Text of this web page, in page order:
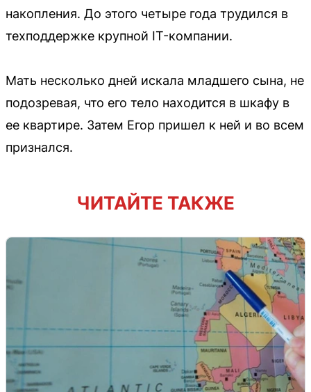
накопления. До этого четыре года трудился в
техподдержке крупной IT-компании.
Мать несколько дней искала младшего сына, не
подозревая, что его тело находится в шкафу в
ее квартире. Затем Егор пришел к ней и во всем
признался.
ЧИТАЙТЕ ТАКЖЕ